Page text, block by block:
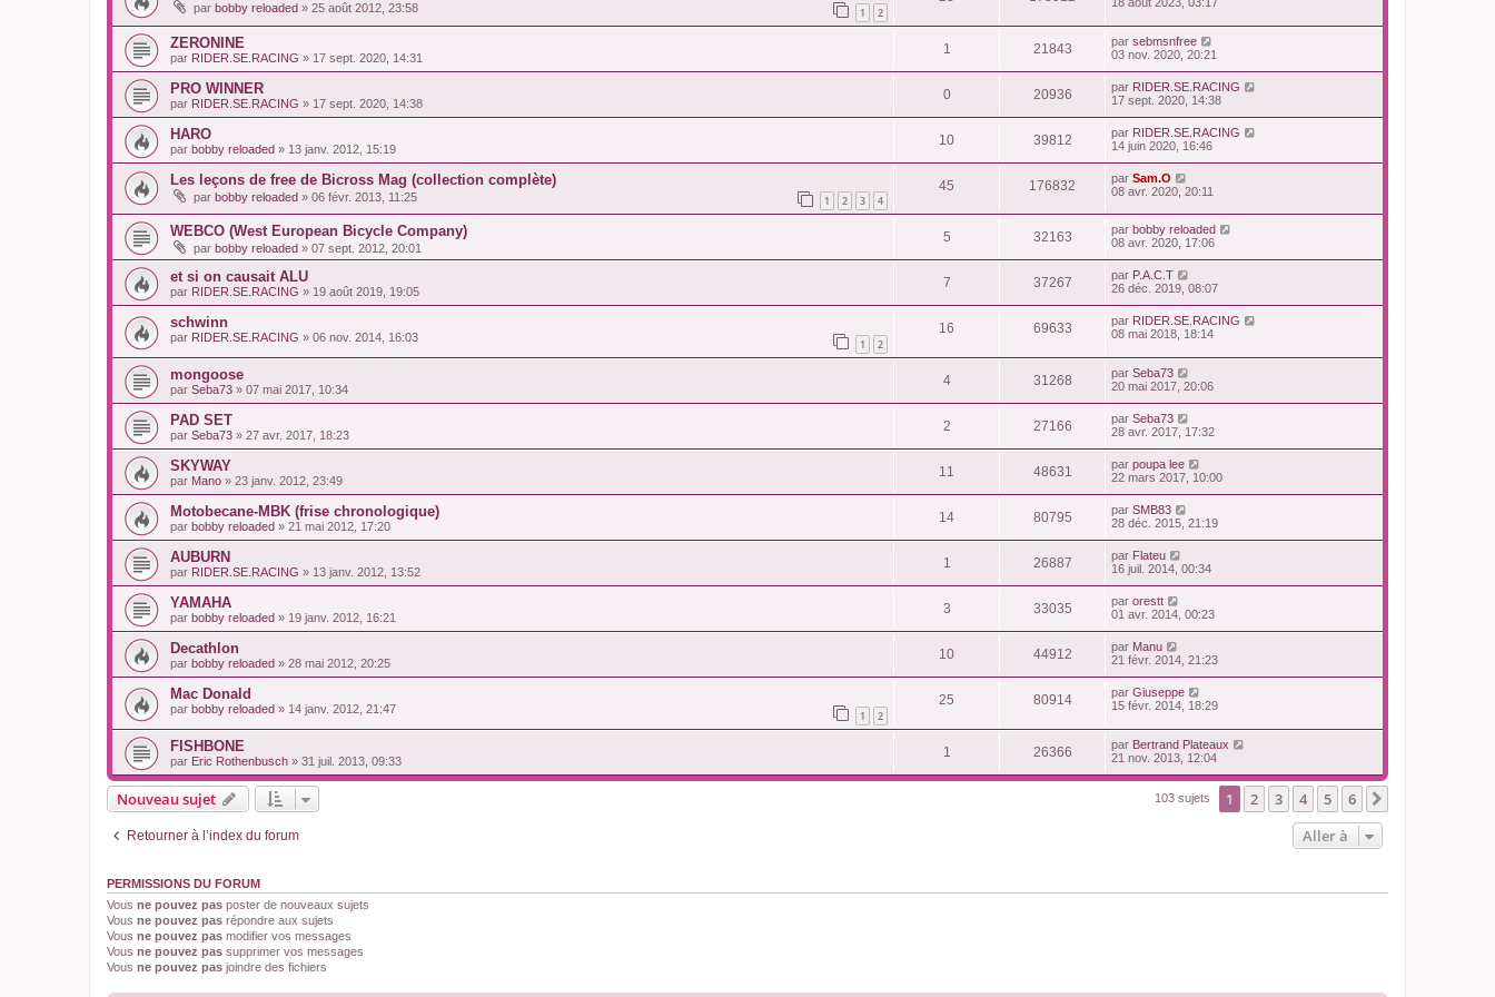
par bobby reloaded » 25 août 2012, 23:58 1 2
ZERONINE
par RIDER.SE.RACING » 17 sept. 2020, 14:31
1 21843 par sebmsnfree
03 nov. 2020, 20:21
PRO WINNER
par RIDER.SE.RACING » 17 sept. 2020, 14:38
0 20936 par RIDER.SE.RACING
17 sept. 2020, 14:38
HARO
par bobby reloaded » 13 janv. 2012, 15:19
10 39812 par RIDER.SE.RACING
14 juin 2020, 16:46
Les leçons de free de Bicross Mag (collection complète)
par bobby reloaded » 06 févr. 2013, 11:25 1 2 3 4
45 176832 par Sam.O
08 avr. 2020, 20:11
WEBCO (West European Bicycle Company)
par bobby reloaded » 07 sept. 2012, 20:01
5 32163 par bobby reloaded
08 avr. 2020, 17:06
et si on causait ALU
par RIDER.SE.RACING » 19 août 2019, 19:05
7 37267 par P.A.C.T
26 déc. 2019, 08:07
schwinn
par RIDER.SE.RACING » 06 nov. 2014, 16:03 1 2
16 69633 par RIDER.SE.RACING
08 mai 2018, 18:14
mongoose
par Seba73 » 07 mai 2017, 10:34
4 31268 par Seba73
20 mai 2017, 20:06
PAD SET
par Seba73 » 27 avr. 2017, 18:23
2 27166 par Seba73
28 avr. 2017, 17:32
SKYWAY
par Mano » 23 janv. 2012, 23:49
11 48631 par poupa lee
22 mars 2017, 10:00
Motobecane-MBK (frise chronologique)
par bobby reloaded » 21 mai 2012, 17:20
14 80795 par SMB83
28 déc. 2015, 21:19
AUBURN
par RIDER.SE.RACING » 13 janv. 2012, 13:52
1 26887 par Flateu
16 juil. 2014, 00:34
YAMAHA
par bobby reloaded » 19 janv. 2012, 16:21
3 33035 par orestt
01 avr. 2014, 00:23
Decathlon
par bobby reloaded » 28 mai 2012, 20:25
10 44912 par Manu
21 févr. 2014, 21:23
Mac Donald
par bobby reloaded » 14 janv. 2012, 21:47 1 2
25 80914 par Giuseppe
15 févr. 2014, 18:29
FISHBONE
par Eric Rothenbusch » 31 juil. 2013, 09:33
1 26366 par Bertrand Plateaux
21 nov. 2013, 12:04
Nouveau sujet 103 sujets 1 2 3 4 5 6
Retourner à l’index du forum Aller à
PERMISSIONS DU FORUM
Vous ne pouvez pas poster de nouveaux sujets
Vous ne pouvez pas répondre aux sujets
Vous ne pouvez pas modifier vos messages
Vous ne pouvez pas supprimer vos messages
Vous ne pouvez pas joindre des fichiers